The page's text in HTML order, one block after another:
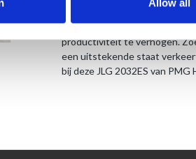
Allow all
Doordat deze machine op
centimeter door deuren past,
productiviteit te verhogen.
een uitstekende staat
bij deze JLG 2032ES van